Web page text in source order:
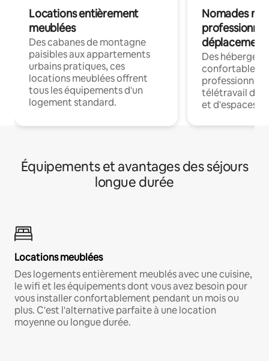
Locations entièrement
meublées
Des cabanes de montagne
paisibles aux appartements
urbains pratiques, ces
locations meublées offrent
tous les équipements d'un
logement standard.
Nomades
déplacement
Des
confortables
professionnels
télétravail
et d'espaces
Équipements et avantages des séjours
longue durée
Locations meublées
Des logements entièrement meublés avec une cuisine,
le wifi et les équipements dont vous avez besoin pour
vous installer confortablement pendant un mois ou
plus. C'est l'alternative parfaite à une location
moyenne ou longue durée.